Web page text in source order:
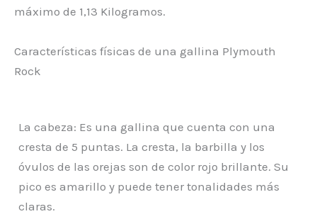
máximo de 1,13 Kilogramos.
Características físicas de una gallina Plymouth
Rock
La cabeza: Es una gallina que cuenta con una
cresta de 5 puntas. La cresta, la barbilla y los
óvulos de las orejas son de color rojo brillante. Su
pico es amarillo y puede tener tonalidades más
claras.